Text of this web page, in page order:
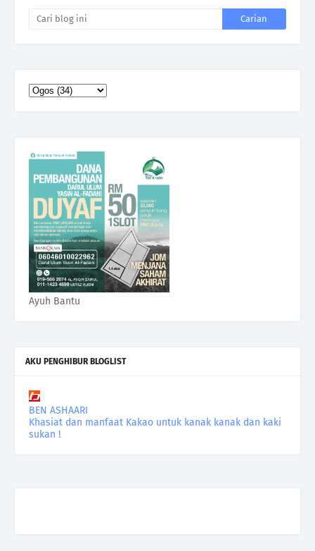
Ayuh Bantu
AKU PENGHIBUR BLOGLIST
BEN ASHAARI
Khasiat dan manfaat Kakao untuk kanak kanak dan kaki
sukan !